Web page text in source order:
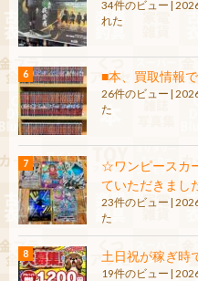
34件のビュー |
れた
■本、買取情報
26件のビュー
た
☆ワンピースカ
ていただきまし
23件のビュー |
た
土日祝が稼ぎ時
19件のビュー |